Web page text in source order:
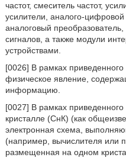
частот, смеситель частот,
усилители, аналого-
аналоговый
сигналов, а также модули
устройствами.
[0026] В рамках
физическое явление,
информацию.
[0027] В рамках
кристалле (СнК) (как
электронная схема,
(например, вычислителя или
размещенная на одном